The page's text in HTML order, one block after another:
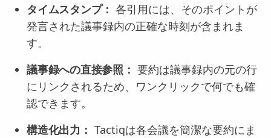
タイムスタンプ： 各引用には、そのポイントが
発言された議事録内の正確な時刻が含まれま
す。
議事録への直接参照： 要約は議事録内の元の行
にリンクされるため、ワンクリックで何でも確
認できます。
構造化出力： Tactiqは各会議を簡潔な要約にま